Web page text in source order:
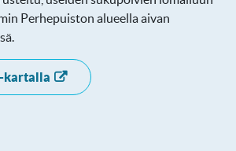
Perhepuiston alueella aivan
kartalla